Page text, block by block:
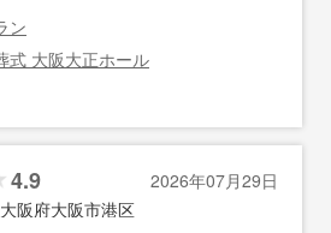
ン
式 大阪大正ホール
4.9
2026年07月29日
大阪府大阪市港区